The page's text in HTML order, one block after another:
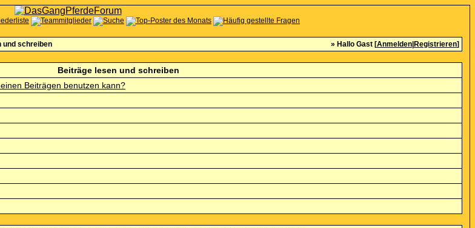
und schreiben » Hallo Gast [Anmelden Registrieren]
Beiträge lesen und schreiben
Beiträgen benutzen kann?